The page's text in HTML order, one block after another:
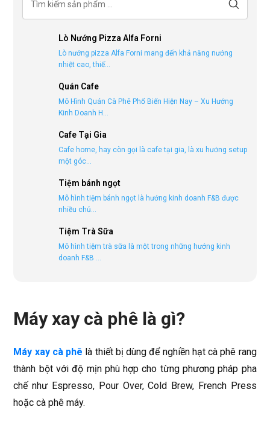
Lò Nướng Pizza Alfa Forni
Lò nướng pizza Alfa Forni mang đến khả năng nướng
nhiệt cao, thiế...
Quán Cafe
Mô Hình Quán Cà Phê Phổ Biến Hiện Nay – Xu Hướng
Kinh Doanh H...
Cafe Tại Gia
Cafe home, hay còn gọi là cafe tại gia, là xu hướng setup
một góc...
Tiệm bánh ngọt
Mô hình tiệm bánh ngọt là hướng kinh doanh F&B được
nhiều chủ...
Tiệm Trà Sữa
Mô hình tiệm trà sữa là một trong những hướng kinh
doanh F&B ...
Máy xay cà phê là gì?
Máy xay cà phê là thiết bị dùng để nghiền hạt cà phê rang
thành bột với độ mịn phù hợp cho từng phương pháp pha
chế như Espresso, Pour Over, Cold Brew, French Press
hoặc cà phê máy.